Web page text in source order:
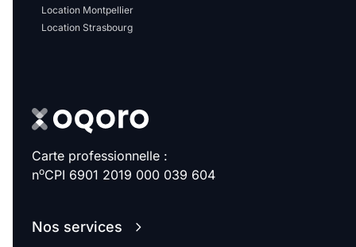
Location Montpellier
Location Strasbourg
Carte professionnelle :
noCPI 6901 2019 000 039 604
Nos services